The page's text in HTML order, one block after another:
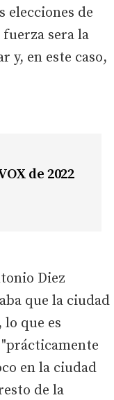
elecciones de
sera la
y, en este caso,
de 2022
Diez
que la ciudad
que es
"prácticamente
en la ciudad
de la